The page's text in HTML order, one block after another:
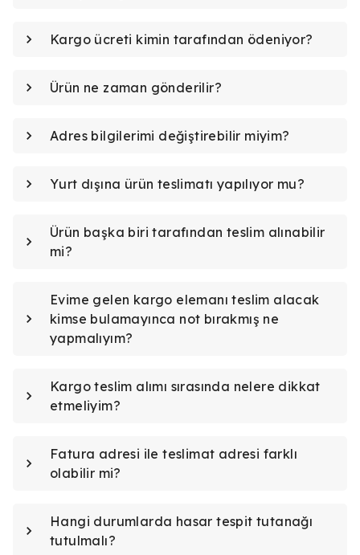
Kargo ücreti kimin tarafından ödeniyor?
Ürün ne zaman gönderilir?
Adres bilgilerimi değiştirebilir miyim?
Yurt dışına ürün teslimatı yapılıyor mu?
Ürün başka biri tarafından teslim alınabilir
mi?
Evime gelen kargo elemanı teslim alacak
kimse bulamayınca not bırakmış ne
yapmalıyım?
Kargo teslim alımı sırasında nelere dikkat
etmeliyim?
Fatura adresi ile teslimat adresi farklı
olabilir mi?
Hangi durumlarda hasar tespit tutanağı
tutulmalı?